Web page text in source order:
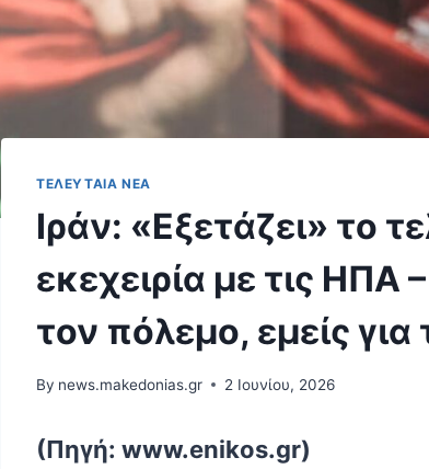
ΤΕΛΕΥΤΑΊΑ ΝΈΑ
Ιράν: «Εξετάζει» το
εκεχειρία με τις ΗΠΑ
τον πόλεμο, εμείς
By news.makedonias.gr 2 Ιουνίου, 2026
(Πηγή: www.enikos.gr)